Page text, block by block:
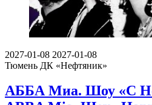
2027-01-08 2027-01-08
Тюмень ДК «Нефтяник»
АББА Миа. Шоу «С